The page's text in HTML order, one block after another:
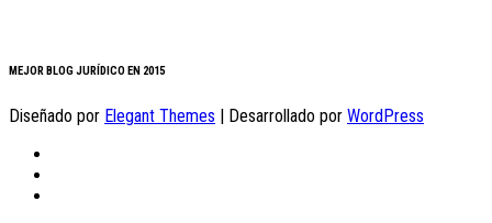
MEJOR BLOG JURÍDICO EN 2015
Diseñado por Elegant Themes | Desarrollado por WordPress